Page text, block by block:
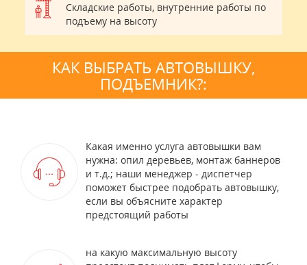
Складские работы, внутренние работы по
подъему на высоту
КАК ВЫБРАТЬ АВТОВЫШКУ,
ПОДЪЕМНИК?:
Какая именно услуга автовышки вам
нужна: опил деревьев, монтаж баннеров
и т.д.; наши менеджер - диспетчер
поможет быстрее подобрать автовышку,
если вы объясните характер
предстоящий работы
на какую максимальную высоту